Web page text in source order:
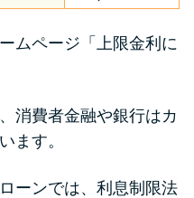
ムページ「上限金利に
消費者金融や銀行はカ
ます。
ーンでは、利息制限法